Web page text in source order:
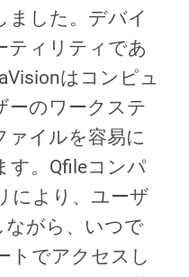
ました。デバイ
ティリティであ
はコンピュ
ーのワークステ
ァイルを容易に
す。Qfileコンパ
により、ユーザ
ながら、いつで
トでアクセスし